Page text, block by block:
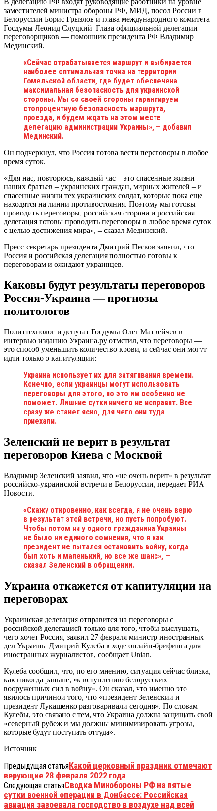
В делегацию РФ входят руководящие работники на уровне
заместителей министра обороны РФ, МИД, посол России в
Белоруссии Борис Грызлов и глава международного комитета
Госдумы Леонид Слуцкий. Глава официальной делегации
переговорщиков — помощник президента РФ Владимир
Мединский.
«Сейчас отрабатывается маршрут и выбирается
наиболее оптимальная точка на территории
Гомельской области, где будет обеспечена
максимальная безопасность для украинской
стороны. Мы со своей стороны гарантируем
стопроцентную безопасность маршрута,
проезда, и будем ждать на этом месте
делегацию администрации Украины», – добавил
Мединский.
Он подчеркнул, что Россия готова вести переговоры в любое
время суток.
«Для нас, повторюсь, каждый час – это спасенные жизни
наших братьев – украинских граждан, мирных жителей – и
спасенные жизни тех украинских солдат, которые пока еще
находятся на линии противостояния. Поэтому мы готовы
проводить переговоры, российская сторона и российская
делегация готовы проводить переговоры в любое время суток
с целью достижения мира», – сказал Мединский.
Пресс-секретарь президента Дмитрий Песков заявил, что
Россия и российская делегация полностью готовы к
переговорам и ожидают украинцев.
Каковы будут результаты переговоров
Россия-Украина — прогнозы
политологов
Политтехнолог и депутат Госдумы Олег Матвейчев в
интервью изданию Украина.ру отметил, что переговоры —
это способ уменьшить количество крови, и сейчас они могут
идти только о капитуляции:
Украина использует их для затягивания времени.
Конечно, если украинцы могут использовать
переговоры для этого, но это им особенно не
поможет. Лишние сутки ничего не исправят. Все
сразу же станет ясно, для чего они туда
приехали.
Зеленский не верит в результат
переговоров Киева с Москвой
Владимир Зеленский заявил, что «не очень верит» в результат
российско-украинской встречи в Белоруссии, передает РИА
Новости.
«Скажу откровенно, как всегда, я не очень верю
в результат этой встречи, но пусть попробуют.
Чтобы потом ни у одного гражданина Украины
не было ни единого сомнения, что я как
президент не пытался остановить войну, когда
был хоть и маленький, но все же шанс», —
сказал Зеленский в обращении.
Украина откажется от капитуляции на
переговорах
Украинская делегация отправится на переговоры с
российской делегацией только для того, чтобы выслушать,
чего хочет Россия, заявил 27 февраля министр иностранных
дел Украины Дмитрий Кулеба в ходе онлайн-брифинга для
иностранных журналистов, сообщает Unian.
Кулеба сообщил, что, по его мнению, ситуация сейчас близка,
как никогда раньше, «к вступлению белорусских
вооруженных сил в войну». Он сказал, что именно это
явилось причиной того, что «президент Зеленский и
президент Лукашенко разговаривали сегодня». По словам
Кулебы, это связано с тем, что Украина должна защищать свой
«северный рубеж и мы должны минимизировать угрозы,
которые будут поступать оттуда».
Источник
Предыдущая статьяКакой церковный праздник отмечают
верующие 28 февраля 2022 года
Следующая статьяСводка Минобороны РФ на пятые
сутки военной операции в Донбассе: Российская
авиация завоевала господство в воздухе над всей